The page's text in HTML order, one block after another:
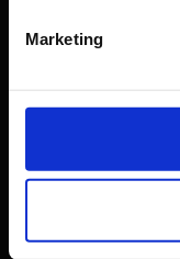
Marketing
04.Corporate in-